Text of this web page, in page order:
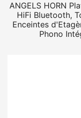
ANGELS HORN
HiFi Bluetooth,
Enceintes
Phono